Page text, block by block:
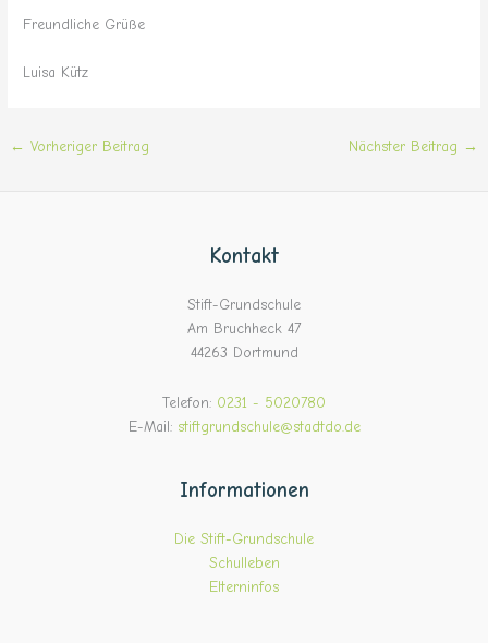
Freundliche Grüße
Luisa Kütz
← Vorheriger Beitrag Nächster Beitrag →
Kontakt
Stift-Grundschule
Am Bruchheck 47
44263 Dortmund
Telefon: 0231 - 5020780
E-Mail: stiftgrundschule@stadtdo.de
Informationen
Die Stift-Grundschule
Schulleben
Elterninfos